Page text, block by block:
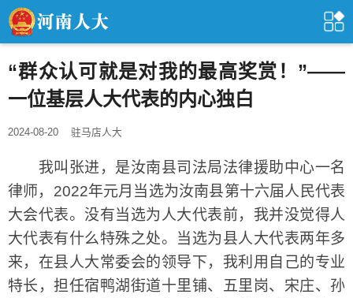
“群众认可就是对我的最高奖赏！”——
一位基层人大代表的内心独白
2024-08-20 驻马店人大
我叫张进，是汝南县司法局法律援助中心一名
律师，2022年元月当选为汝南县第十六届人民代表
大会代表。没有当选为人大代表前，我并没觉得人
大代表有什么特殊之处。当选为县人大代表两年多
来，在县人大常委会的领导下，我利用自己的专业
特长，担任宿鸭湖街道十里铺、五里岗、宋庄、孙